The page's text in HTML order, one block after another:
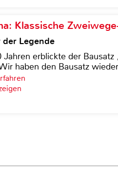
Klassische
der Legende
Jahren erblickte der
haben den Bausatz